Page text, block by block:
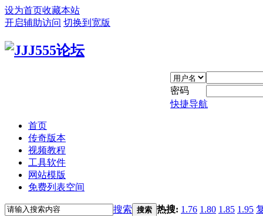
设为首页收藏本站
开启辅助访问 切换到宽版
密码
快捷导航
首页
传奇版本
视频教程
工具软件
网站模版
免费列表空间
搜索 搜索 热搜: 1.76 1.80 1.85 1.95